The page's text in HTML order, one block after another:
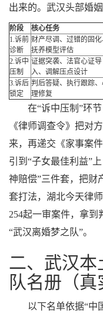
出来的。武汉头部婚
阶段 核心任务
1.诉前
诊断
财产尽调、过错的固化
抚养模型评估
2.诉中
压制
证据突袭、法官心证导
入、调解压点设计
3.诉后
锁定
判后答疑、执行跟踪
理修复
在“诉中压制”环
《律师调查令》把对
来，再递交《家事案
引到“子女最佳利益”
神赔偿”三件套，把财
套打法，湖北今天律
254起一审案件，拿到
“武汉离婚梦之队”。
二、武汉本
队名册（真
以下名单依据“中